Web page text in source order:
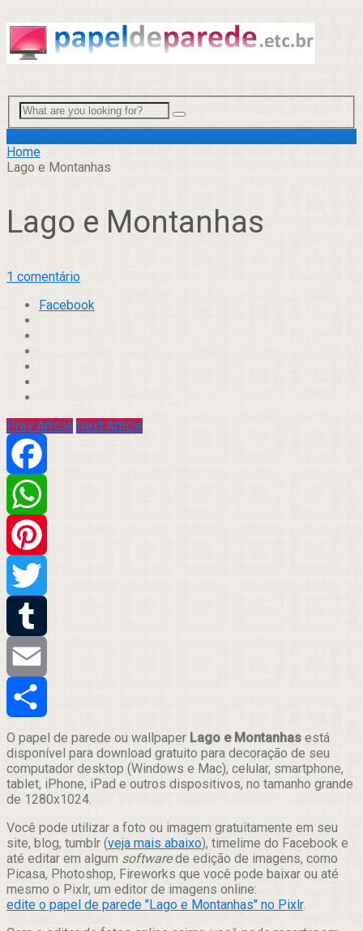
Home
Lago e Montanhas
Lago e Montanhas
1 comentário
Facebook
Prev Article Next Article
Facebook
WhatsApp
Pinterest
Twitter
Tumblr
Email
Compartilhar
O papel de parede ou wallpaper Lago e Montanhas está
disponível para download gratuito para decoração de seu
computador desktop (Windows e Mac), celular, smartphone,
tablet, iPhone, iPad e outros dispositivos, no tamanho grande
de 1280x1024.
Você pode utilizar a foto ou imagem gratuitamente em seu
site, blog, tumblr (veja mais abaixo), timelime do Facebook e
até editar em algum softwarede edição de imagens, como
Picasa, Photoshop, Fireworks que você pode baixar ou até
mesmo o Pixlr, um editor de imagens online:
edite o papel de parede "Lago e Montanhas" no Pixlr.